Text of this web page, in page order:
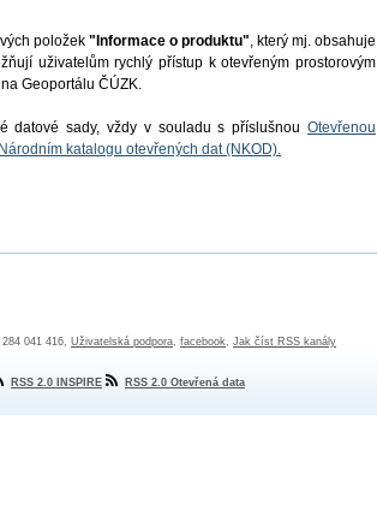
položek "Informace o produktu", který mj. obsahuje
uživatelům rychlý přístup k otevřeným prostorovým
Geoportálu ČÚZK.
datové sady, vždy v souladu s příslušnou Otevřenou
Národním katalogu otevřených dat (NKOD).
041 416, Uživatelská podpora, facebook, Jak číst RSS kanály
RSS 2.0 INSPIRE RSS 2.0 Otevřená data